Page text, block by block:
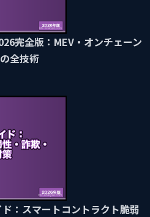
完全版：MEV・オンチェーン
全技術
：スマートコントラクト脆弱